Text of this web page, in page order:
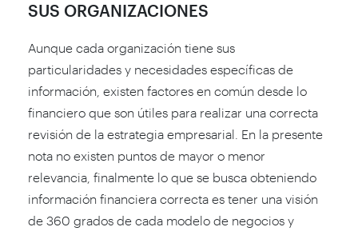
SUS ORGANIZACIONES
Aunque cada organización tiene sus
particularidades y necesidades específicas de
información, existen factores en común desde lo
financiero que son útiles para realizar una correcta
revisión de la estrategia empresarial. En la presente
nota no existen puntos de mayor o menor
relevancia, finalmente lo que se busca obteniendo
información financiera correcta es tener una visión
de 360 grados de cada modelo de negocios y